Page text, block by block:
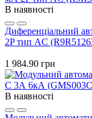
В наявності
Диференціальний
2P тип AC
1 984.90 грн
В наявності